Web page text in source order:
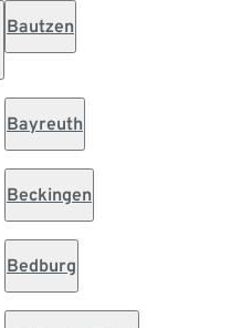
Bautzen
Bayreuth
Beckingen
Bedburg